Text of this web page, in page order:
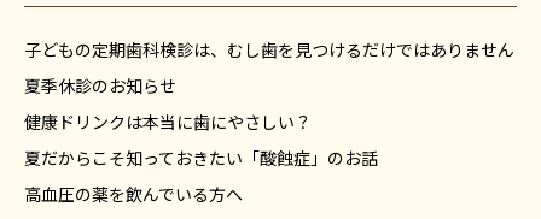
子どもの定期歯科検診は、むし歯を見つけるだけではありません
夏季休診のお知らせ
健康ドリンクは本当に歯にやさしい？
夏だからこそ知っておきたい「酸蝕症」のお話
高血圧の薬を飲んでいる方へ